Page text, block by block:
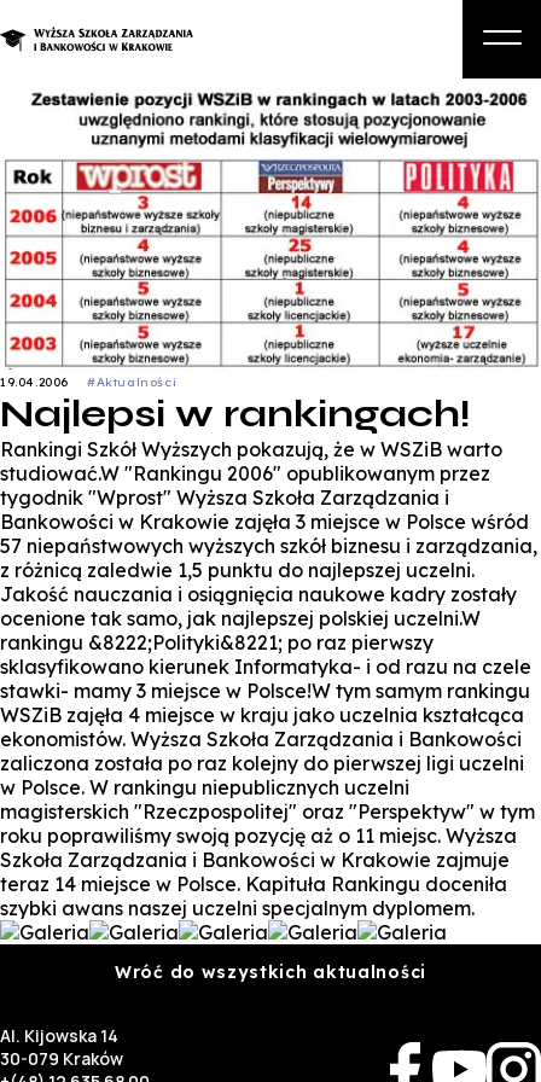
O nas
Studia
Studia podyplomowe i kursy
Kandydat
Student
Biznes
Zapisz się na studia
19.04.2006 #Aktualności
Najlepsi w rankingach!
Rankingi Szkół Wyższych pokazują, że w WSZiB warto
studiować.W "Rankingu 2006" opublikowanym przez
tygodnik "Wprost" Wyższa Szkoła Zarządzania i
Bankowości w Krakowie zajęła 3 miejsce w Polsce wśród
57 niepaństwowych wyższych szkół biznesu i zarządzania,
z różnicą zaledwie 1,5 punktu do najlepszej uczelni.
Jakość nauczania i osiągnięcia naukowe kadry zostały
ocenione tak samo, jak najlepszej polskiej uczelni.W
rankingu &8222;Polityki&8221; po raz pierwszy
sklasyfikowano kierunek Informatyka- i od razu na czele
stawki- mamy 3 miejsce w Polsce!W tym samym rankingu
WSZiB zajęła 4 miejsce w kraju jako uczelnia kształcąca
ekonomistów. Wyższa Szkoła Zarządzania i Bankowości
zaliczona została po raz kolejny do pierwszej ligi uczelni
w Polsce. W rankingu niepublicznych uczelni
magisterskich "Rzeczpospolitej" oraz "Perspektyw" w tym
roku poprawiliśmy swoją pozycję aż o 11 miejsc. Wyższa
Szkoła Zarządzania i Bankowości w Krakowie zajmuje
teraz 14 miejsce w Polsce. Kapituła Rankingu doceniła
szybki awans naszej uczelni specjalnym dyplomem.
Wróć do wszystkich aktualności
Al. Kijowska 14
30-079 Kraków